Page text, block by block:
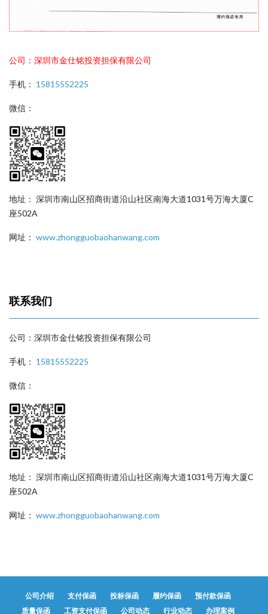
公司：深圳市金仕铭投资担保有限公司
手机： 15815552225
微信：
地址： 深圳市南山区招商街道沿山社区南海大道1031号万海大厦C
座502A
网址： www.zhongguobaohanwang.com
联系我们
公司：深圳市金仕铭投资担保有限公司
手机： 15815552225
微信：
地址： 深圳市南山区招商街道沿山社区南海大道1031号万海大厦C
座502A
网址： www.zhongguobaohanwang.com
公司介绍 支付保函 投标保函 履约保函
预付款保函
质量保函
工资支付保函 公司动态 行业动态 办理案例